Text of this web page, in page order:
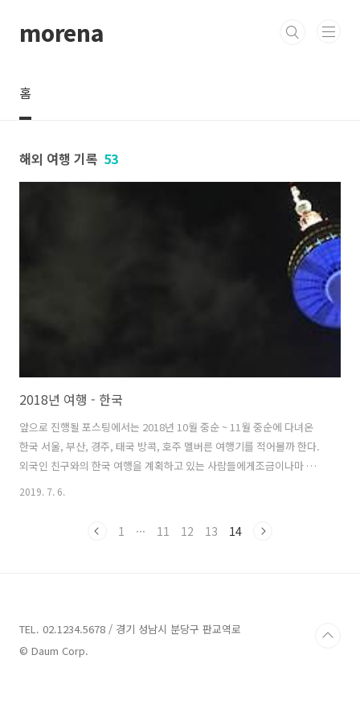
morena
홈
해외 여행 기록 53
2018년 여행 - 한국
앞으로 진행될 포스팅에서는 2018년 10월 중순 ~ 11월 중순에 다녀온
한국 서울, 부산, 경주, 태국 방콕, 호주 멜버른 여행기를 적어볼까 한다.
외국인 친구와의 한국 여행을 계획하고 있는 사람들에게조금이나마 도
움이 되었으면 하는 마음과우리의 여행기를 추억하고자 하는 마음을 더
함께 하는 여행이기에 음식은 잘 맞을까, 너무 다른 문화에 놀라지는 않
2019. 7. 6.
1 ··· 11 12 13 14
TEL. 02.1234.5678 / 경기 성남시 분당구 판교역로
© Daum Corp.